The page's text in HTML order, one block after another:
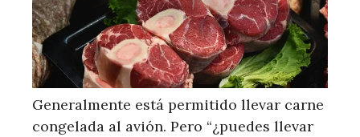
Generalmente está permitido llevar carne
congelada al avión. Pero “¿puedes llevar